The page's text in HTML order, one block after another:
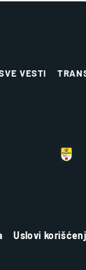
VESTI
Uslovi